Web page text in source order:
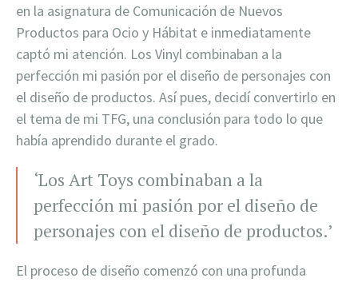
en la asignatura de Comunicación de Nuevos
Productos para Ocio y Hábitat e inmediatamente
captó mi atención. Los Vinyl combinaban a la
perfección mi pasión por el diseño de personajes con
el diseño de productos. Así pues, decidí convertirlo en
el tema de mi TFG, una conclusión para todo lo que
había aprendido durante el grado.
‘Los Art Toys combinaban a la
perfección mi pasión por el diseño de
personajes con el diseño de productos.’
El proceso de diseño comenzó con una profunda